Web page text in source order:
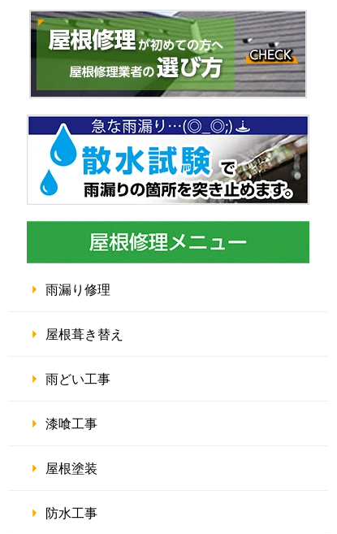
雨漏り修理
屋根葺き替え
雨どい工事
漆喰工事
屋根塗装
防水工事